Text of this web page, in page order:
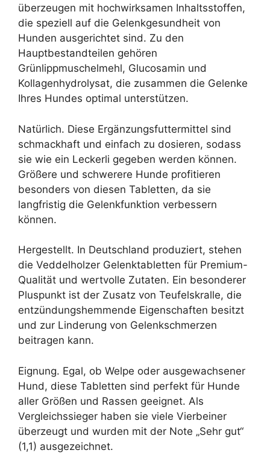
überzeugen mit hochwirksamen Inhaltsstoffen,
die speziell auf die Gelenkgesundheit von
Hunden ausgerichtet sind. Zu den
Hauptbestandteilen gehören
Grünlippmuschelmehl, Glucosamin und
Kollagenhydrolysat, die zusammen die Gelenke
Ihres Hundes optimal unterstützen.
Natürlich. Diese Ergänzungsfuttermittel sind
schmackhaft und einfach zu dosieren, sodass
sie wie ein Leckerli gegeben werden können.
Größere und schwerere Hunde profitieren
besonders von diesen Tabletten, da sie
langfristig die Gelenkfunktion verbessern
können.
Hergestellt. In Deutschland produziert, stehen
die Veddelholzer Gelenktabletten für Premium-
Qualität und wertvolle Zutaten. Ein besonderer
Pluspunkt ist der Zusatz von Teufelskralle, die
entzündungshemmende Eigenschaften besitzt
und zur Linderung von Gelenkschmerzen
beitragen kann.
Eignung. Egal, ob Welpe oder ausgewachsener
Hund, diese Tabletten sind perfekt für Hunde
aller Größen und Rassen geeignet. Als
Vergleichssieger haben sie viele Vierbeiner
überzeugt und wurden mit der Note „Sehr gut“
(1,1) ausgezeichnet.